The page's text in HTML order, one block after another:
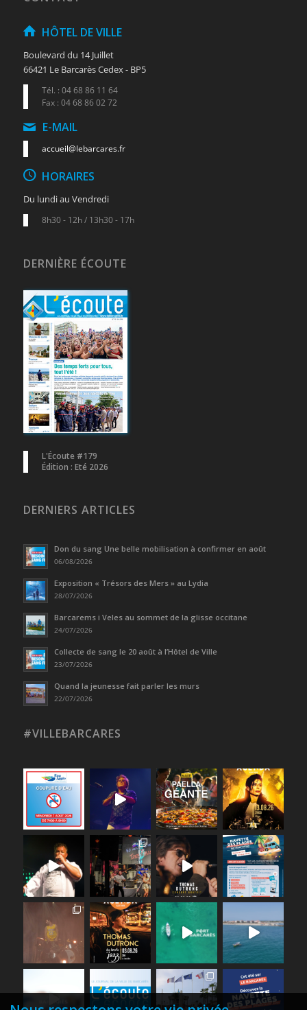
HÔTEL DE VILLE
Boulevard du 14 Juillet
66421 Le Barcarès Cedex - BP5
Tél. : 04 68 86 11 64
Fax : 04 68 86 02 72
E-MAIL
accueil@lebarcares.fr
HORAIRES
Du lundi au Vendredi
8h30 - 12h / 13h30 - 17h
DERNIÈRE ÉCOUTE
L'Écoute #179
Édition : Eté 2026
DERNIERS ARTICLES
Don du sang Une belle mobilisation à confirmer en août
06/08/2026
Exposition « Trésors des Mers » au Lydia
28/07/2026
Barcarems i Veles au sommet de la glisse occitane
24/07/2026
Collecte de sang le 20 août à l’Hôtel de Ville
23/07/2026
Quand la jeunesse fait parler les murs
22/07/2026
#VILLEBARCARES